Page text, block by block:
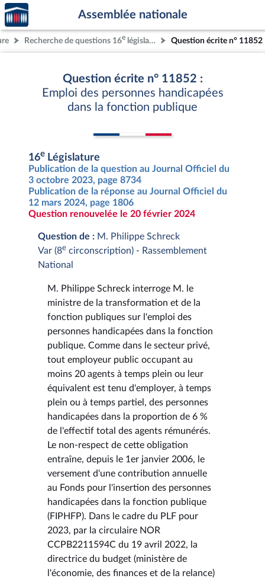
Aller au contenu
Aller en bas de la page
Accèder
à la
page
d'accueil
Assemblée nationale
Recherche de questions 16e législature Question écrite n° 11852
Question écrite n° 11852 :
Emploi des personnes handicapées
dans la fonction publique
16e Législature
Publication de la question au Journal Officiel du
3 octobre 2023, page 8734
Publication de la réponse au Journal Officiel du
12 mars 2024, page 1806
Question renouvelée le 20 février 2024
Question de : M. Philippe Schreck
Var (8e circonscription) - Rassemblement
National
M. Philippe Schreck interroge M. le
ministre de la transformation et de la
fonction publiques sur l'emploi des
personnes handicapées dans la fonction
publique. Comme dans le secteur privé,
tout employeur public occupant au
moins 20 agents à temps plein ou leur
équivalent est tenu d'employer, à temps
plein ou à temps partiel, des personnes
handicapées dans la proportion de 6 %
de l'effectif total des agents rémunérés.
Le non-respect de cette obligation
entraîne, depuis le 1er janvier 2006, le
versement d'une contribution annuelle
au Fonds pour l'insertion des personnes
handicapées dans la fonction publique
(FIPHFP). Dans le cadre du PLF pour
2023, par la circulaire NOR
CCPB2211594C du 19 avril 2022, la
directrice du budget (ministère de
l'économie, des finances et de la relance)